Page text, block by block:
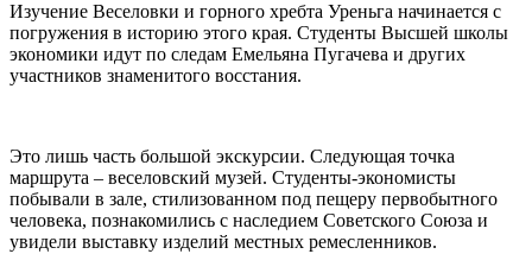
Изучение Веселовки и горного хребта Уреньга начинается с
погружения в историю этого края. Студенты Высшей школы
экономики идут по следам Емельяна Пугачева и других
участников знаменитого восстания.
Это лишь часть большой экскурсии. Следующая точка
маршрута – веселовский музей. Студенты-экономисты
побывали в зале, стилизованном под пещеру первобытного
человека, познакомились с наследием Советского Союза и
увидели выставку изделий местных ремесленников.